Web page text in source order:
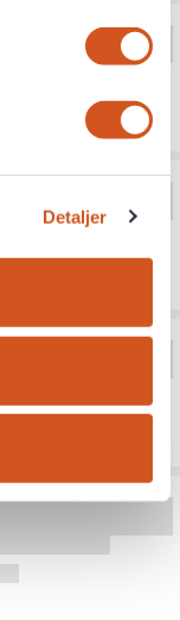
Detaljer